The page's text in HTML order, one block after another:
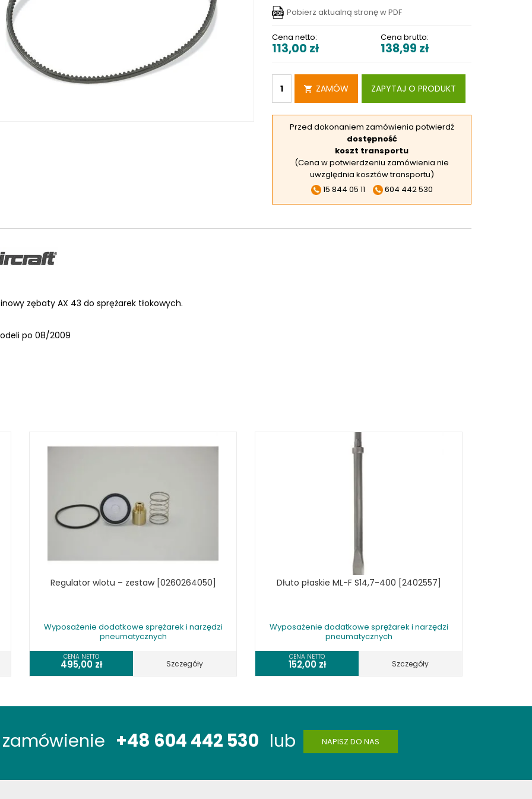
I URZĄDZENIA
WARSZTATOWE UNICRAFT
UNICRAFT
ZABEZPIECZAJĄCE UNICRAFT
STOŁY SZLIFIERSKIE
UCHWYTY DO OBROTNIKÓW
Pobierz aktualną stronę w PDF
Cena netto:
113,00 zł
Cena brutto:
138,99 zł
ZAMÓW ZAPYTAJ O PRODUKT
Przed dokonaniem zamówienia potwierdź
dostępność
koszt transportu
(Cena w potwierdzeniu zamówienia nie
uwzględnia kosztów transportu)
15 844 05 11
604 442 530
zębaty AX 43 do sprężarek tłokowych.
po 08/2009
Regulator wlotu – zestaw [0260264050]
Wyposażenie dodatkowe sprężarek i narzędzi
pneumatycznych
CENA NETTO
495,00 zł Szczegóły
Dłuto płaskie ML-F S14,7-400 [2402557]
Wyposażenie dodatkowe sprężarek i narzędzi
pneumatycznych
CENA NETTO
152,00 zł Szczegóły
zamówienie +48 604 442 530 lub NAPISZ DO NAS